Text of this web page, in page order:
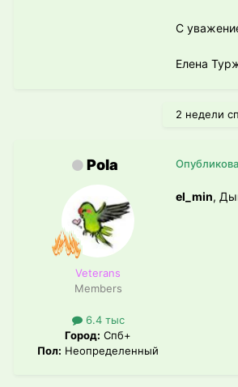
С
Елена
2 недели
Pola
Veterans
Members
6.4 тыс
Город: Спб+
Пол: Неопределенный
el_min,